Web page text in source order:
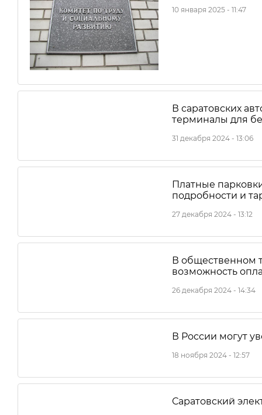
10 января 2025 - 11:47
В саратовских
терминалы для
31 декабря 2024 - 13:06
Платные
подробности и
27 декабря 2024 - 13:12
В общественном
возможность
26 декабря 2024 - 14:34
В России могут
18 ноября 2024 - 12:57
Саратовский